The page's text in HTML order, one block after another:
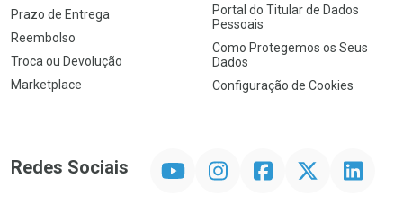
Prazo de Entrega
Reembolso
Troca ou Devolução
Marketplace
Portal do Titular de Dados
Pessoais
Como Protegemos os Seus
Dados
Configuração de Cookies
Redes Sociais InstagramFacebookTwitter Linkedin